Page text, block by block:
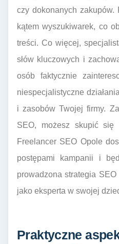
czy dokonanych zakupów.
kątem wyszukiwarek, co
treści. Co więcej,
słów kluczowych i
osób faktycznie
niespecjalistyczne
i zasobów Twojej firmy.
SEO, możesz skupić się
Freelancer SEO Opole
postępami kampanii i
prowadzona strategia
jako eksperta w swojej
Praktyczne